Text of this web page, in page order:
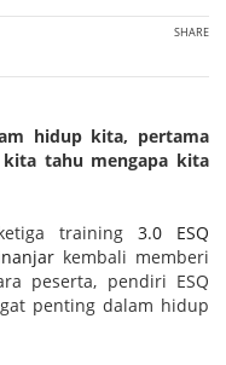
SHARE
hidup kita, pertama
tahu mengapa kita
training 3.0 ESQ
kembali memberi
peserta, pendiri ESQ
penting dalam hidup